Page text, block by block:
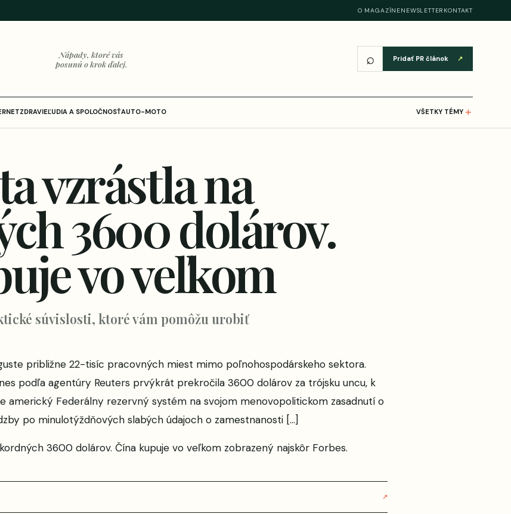
O MAGAZÍNENEWSLETTER KONTAKT
Nápady, ktoré vás
posunú o krok ďalej.
⌕ Pridať PR článok ↗
ZDRAVIEĽUDIA A SPOLOČNOSŤAUTO-MOTO VŠETKY TÉMY ＋
vzrástla na
3600 dolárov.
vo veľkom
súvislosti, ktoré vám pomôžu urobiť
približne 22-tisíc pracovných miest mimo poľnohospodárskeho sektora.
podľa agentúry Reuters prvýkrát prekročila 3600 dolárov za trójsku uncu, k
americký Federálny rezervný systém na svojom menovopolitickom zasadnutí o
po minulotýždňových slabých údajoch o zamestnanosti […]
3600 dolárov. Čína kupuje vo veľkom zobrazený najskôr Forbes.
↗